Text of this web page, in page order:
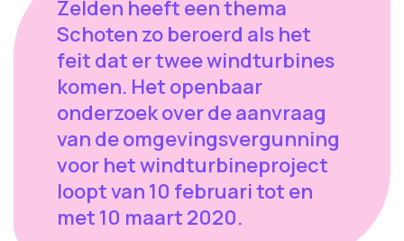
Zelden heeft een thema
Schoten zo beroerd als het
feit dat er twee windturbines
komen. Het openbaar
onderzoek over de aanvraag
van de omgevingsvergunning
voor het windturbineproject
loopt van 10 februari tot en
met 10 maart 2020.